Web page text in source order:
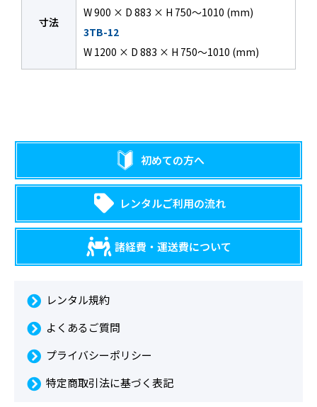
初めての方へ
レンタルご利用の流れ
諸経費・運送費について
レンタル規約
よくあるご質問
プライバシーポリシー
特定商取引法に基づく表記
寸法
W 900 × D 883 × H 750〜1010 (mm)
3TB-12
W 1200 × D 883 × H 750〜1010 (mm)